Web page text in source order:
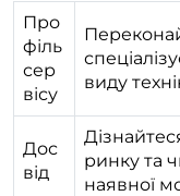
Про
філь
сер
вісу
виду
Дос
від
ринку та
наявної